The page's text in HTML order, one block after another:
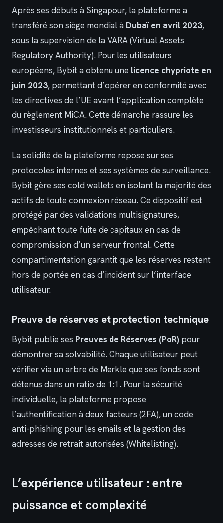
Après ses débuts à Singapour, la plateforme a
transféré son siège mondial à Dubaï en avril 2023,
sous la supervision de la VARA (Virtual Assets
Regulatory Authority). Pour les utilisateurs
européens, Bybit a obtenu une licence chypriote en
juin 2023, permettant d’opérer en conformité avec
les directives de l’UE avant l’application complète
du règlement MiCA. Cette démarche rassure les
investisseurs institutionnels et particuliers.
La solidité de la plateforme repose sur ses
protocoles internes et ses systèmes de surveillance.
Bybit gère ses cold wallets en isolant la majorité des
actifs de toute connexion réseau. Ce dispositif est
protégé par des validations multisignatures,
empêchant toute fuite de capitaux en cas de
compromission d’un serveur frontal. Cette
compartimentation garantit que les réserves restent
hors de portée en cas d’incident sur l’interface
utilisateur.
Preuve de réserves et protection technique
Bybit publie ses Preuves de Réserves (PoR) pour
démontrer sa solvabilité. Chaque utilisateur peut
vérifier via un arbre de Merkle que ses fonds sont
détenus dans un ratio de 1:1. Pour la sécurité
individuelle, la plateforme propose
l’authentification à deux facteurs (2FA), un code
anti-phishing pour les emails et la gestion des
adresses de retrait autorisées (Whitelisting).
L’expérience utilisateur : entre
puissance et complexité